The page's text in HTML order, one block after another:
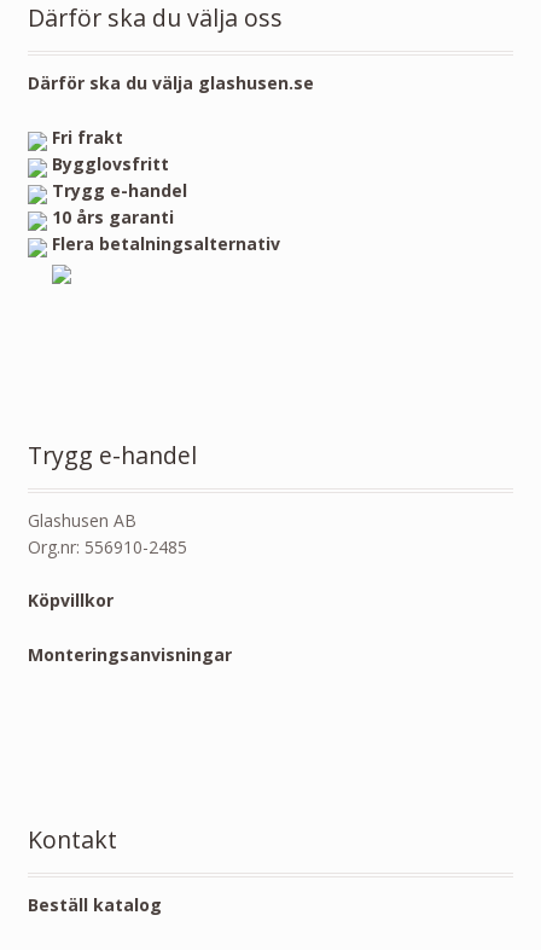
Därför ska du välja oss
Därför ska du välja glashusen.se
Fri frakt
Bygglovsfritt
Trygg e-handel
10 års garanti
Flera betalningsalternativ
Trygg e-handel
Glashusen AB
Org.nr: 556910-2485
Köpvillkor
Monteringsanvisningar
Kontakt
Beställ katalog